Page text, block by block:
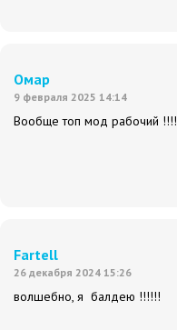
Омар
9 февраля 2025 14:14
Вообще топ мод рабочий !!!!
Fаrtell
26 декабря 2024 15:26
волшебно, я балдею !!!!!!